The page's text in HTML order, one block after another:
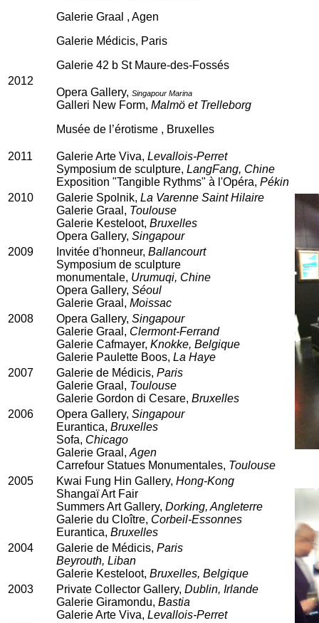
Galerie Graal , Agen
Galerie Médicis, Paris
Galerie 42 b St Maure-des-Fossés
2012
Opera Gallery, Singapour Marina
Galleri New Form, Malmö et Trelleborg
Musée de l’érotisme , Bruxelles
2011 Galerie Arte Viva, Levallois-Perret
Symposium de sculpture, LangFang, Chine
Exposition "Tangible Rythms" à l'Opéra, Pékin
2010
Galerie Spolnik, La Varenne Saint Hilaire
Galerie Graal, Toulouse
Galerie Kesteloot, Bruxelles
Opera Gallery, Singapour
2009
Invitée d'honneur, Ballancourt
Symposium de sculpture
monumentale, Urumuqi, Chine
Opera Gallery, Séoul
Galerie Graal, Moissac
2008
Opera Gallery, Singapour
Galerie Graal, Clermont-Ferrand
Galerie Cafmayer, Knokke, Belgique
Galerie Paulette Boos, La Haye
2007
Galerie de Médicis, Paris
Galerie Graal, Toulouse
Galerie Gordon di Cesare, Bruxelles
2006
Opera Gallery, Singapour
Eurantica, Bruxelles
Sofa, Chicago
Galerie Graal, Agen
Carrefour Statues Monumentales, Toulouse
2005
Kwai Fung Hin Gallery, Hong-Kong
Shangaï Art Fair
Summers Art Gallery, Dorking, Angleterre
Galerie du Cloître, Corbeil-Essonnes
Eurantica, Bruxelles
2004
Galerie de Médicis, Paris
Beyrouth, Liban
Galerie Kesteloot, Bruxelles, Belgique
2003
Private Collector Gallery, Dublin, Irlande
Galerie Giramondu, Bastia
Galerie Arte Viva, Levallois-Perret